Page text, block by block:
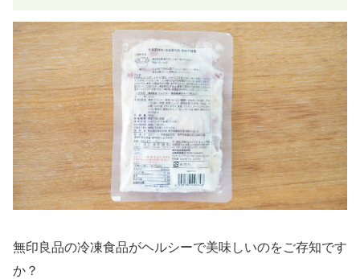
無印良品の冷凍食品がヘルシーで美味しいのをご存知です
か？